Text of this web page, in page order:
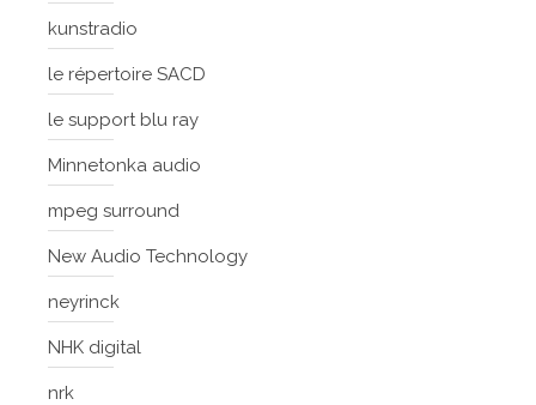
kunstradio
le répertoire SACD
le support blu ray
Minnetonka audio
mpeg surround
New Audio Technology
neyrinck
NHK digital
nrk